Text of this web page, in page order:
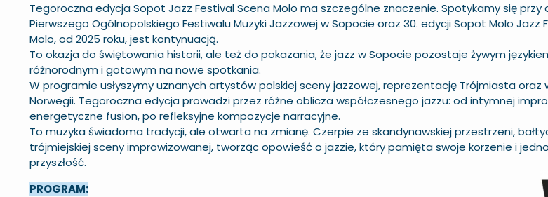
Tegoroczna edycja Sopot Jazz Festival Scena Molo ma szczególne znaczenie. Spotykamy się przy
Pierwszego Ogólnopolskiego Festiwalu Muzyki Jazzowej w Sopocie oraz 30. edycji Sopot Molo Jazz
Molo, od 2025 roku, jest kontynuacją.
To okazja do świętowania historii, ale też do pokazania, że jazz w Sopocie pozostaje żywym
różnorodnym i gotowym na nowe spotkania.
W programie usłyszymy uznanych artystów polskiej sceny jazzowej, reprezentację Trójmiasta oraz
Norwegii. Tegoroczna edycja prowadzi przez różne oblicza współczesnego jazzu: od intymnej
energetyczne fusion, po refleksyjne kompozycje narracyjne.
To muzyka świadoma tradycji, ale otwarta na zmianę. Czerpie ze skandynawskiej przestrzeni,
trójmiejskiej sceny improwizowanej, tworząc opowieść o jazzie, który pamięta swoje korzenie i
przyszłość.
PROGRAM: